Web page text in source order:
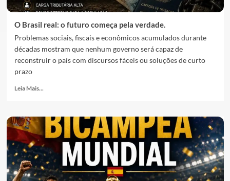
O Brasil real: o futuro começa pela verdade.
Problemas sociais, fiscais e econômicos acumulados durante
décadas mostram que nenhum governo será capaz de
reconstruir o país com discursos fáceis ou soluções de curto
prazo
Leia Mais...